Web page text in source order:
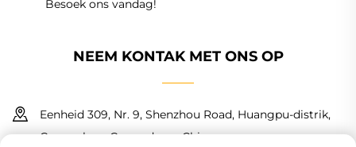
Besoek ons vandag!
NEEM KONTAK MET ONS OP
Eenheid 309, Nr. 9, Shenzhou Road, Huangpu-distrik,
Guangzhou, Guangdong, China